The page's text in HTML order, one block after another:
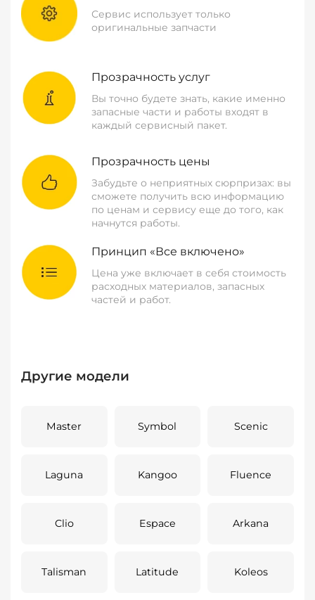
Сервис использует только
оригинальные запчасти
Прозрачность услуг
Вы точно будете знать, какие именно
запасные части и работы входят в
каждый сервисный пакет.
Прозрачность цены
Забудьте о неприятных сюрпризах: вы
сможете получить всю информацию
по ценам и сервису еще до того, как
начнутся работы.
Принцип «Все включено»
Цена уже включает в себя стоимость
расходных материалов, запасных
частей и работ.
Другие модели
Master Symbol Scenic
Laguna Kangoo Fluence
Clio Espace Arkana
Talisman Latitude Koleos